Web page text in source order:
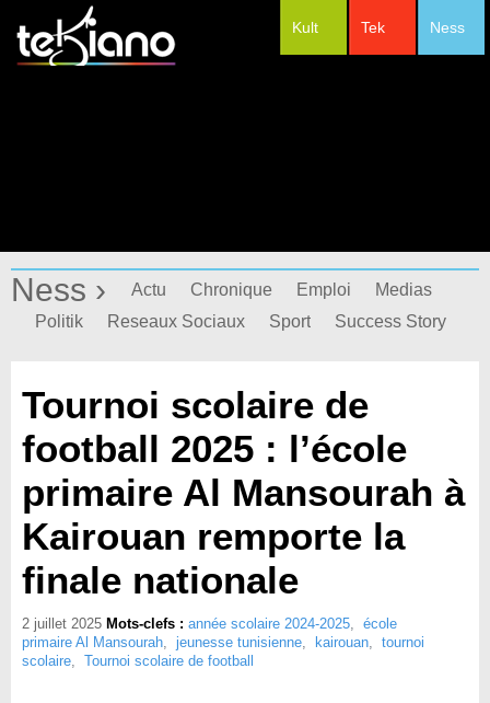
Ness
Tek
Kult
Ness › Actu Chronique Emploi
Medias
Politik
Reseaux Sociaux Sport Success Story
Tournoi scolaire de
football 2025 : l’école
primaire Al Mansourah à
Kairouan remporte la
finale nationale
2 juillet 2025 Mots-clefs : année scolaire 2024-2025, école
primaire Al Mansourah, jeunesse tunisienne, kairouan, tournoi
scolaire, Tournoi scolaire de football